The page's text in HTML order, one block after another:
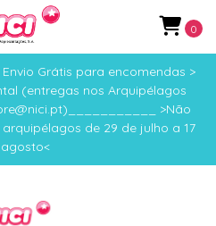
Grátis para encomendas >
(entregas nos Arquipélagos
>Não
de 29 de julho a 17
0